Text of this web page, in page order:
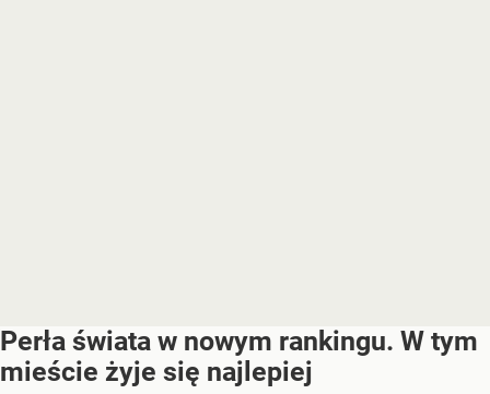
Perła świata w nowym rankingu. W tym
mieście żyje się najlepiej